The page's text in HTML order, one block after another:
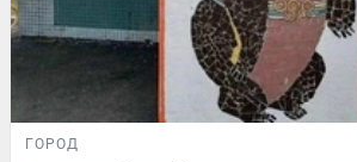
ГОРОД